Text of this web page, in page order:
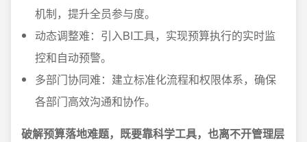
机制，提升全员参与度。
动态调整难：引入BI工具，实现预算执行的实时监
控和自动预警。
多部门协同难：建立标准化流程和权限体系，确保
各部门高效沟通和协作。
破解预算落地难题，既要靠科学工具，也离不开管理层